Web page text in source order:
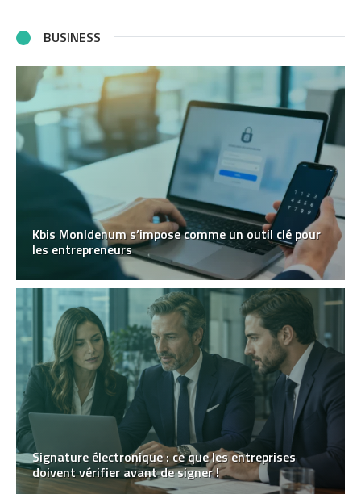
BUSINESS
Kbis MonIdenum s’impose comme un outil clé pour
les entrepreneurs
Signature électronique : ce que les entreprises
doivent vérifier avant de signer !